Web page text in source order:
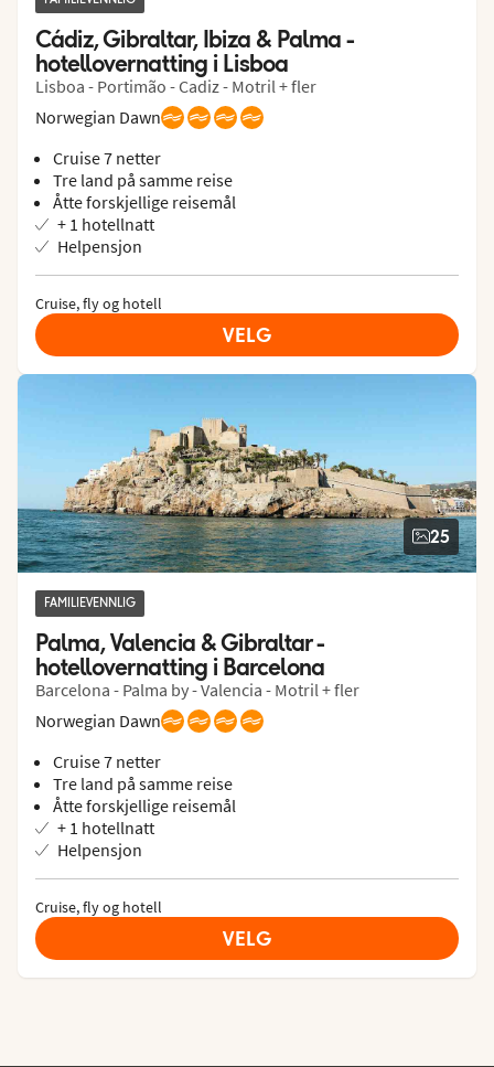
Cádiz, Gibraltar, Ibiza & Palma -
hotellovernatting i Lisboa
Lisboa - Portimão - Cadiz - Motril + fler
Norwegian Dawn
Cruise 7 netter
Tre land på samme reise
Åtte forskjellige reisemål
+ 1 hotellnatt
Helpensjon
Cruise, fly og hotell
VELG
25
FAMILIEVENNLIG
Palma, Valencia & Gibraltar -
hotellovernatting i Barcelona
Barcelona - Palma by - Valencia - Motril + fler
Norwegian Dawn
Cruise 7 netter
Tre land på samme reise
Åtte forskjellige reisemål
+ 1 hotellnatt
Helpensjon
Cruise, fly og hotell
VELG